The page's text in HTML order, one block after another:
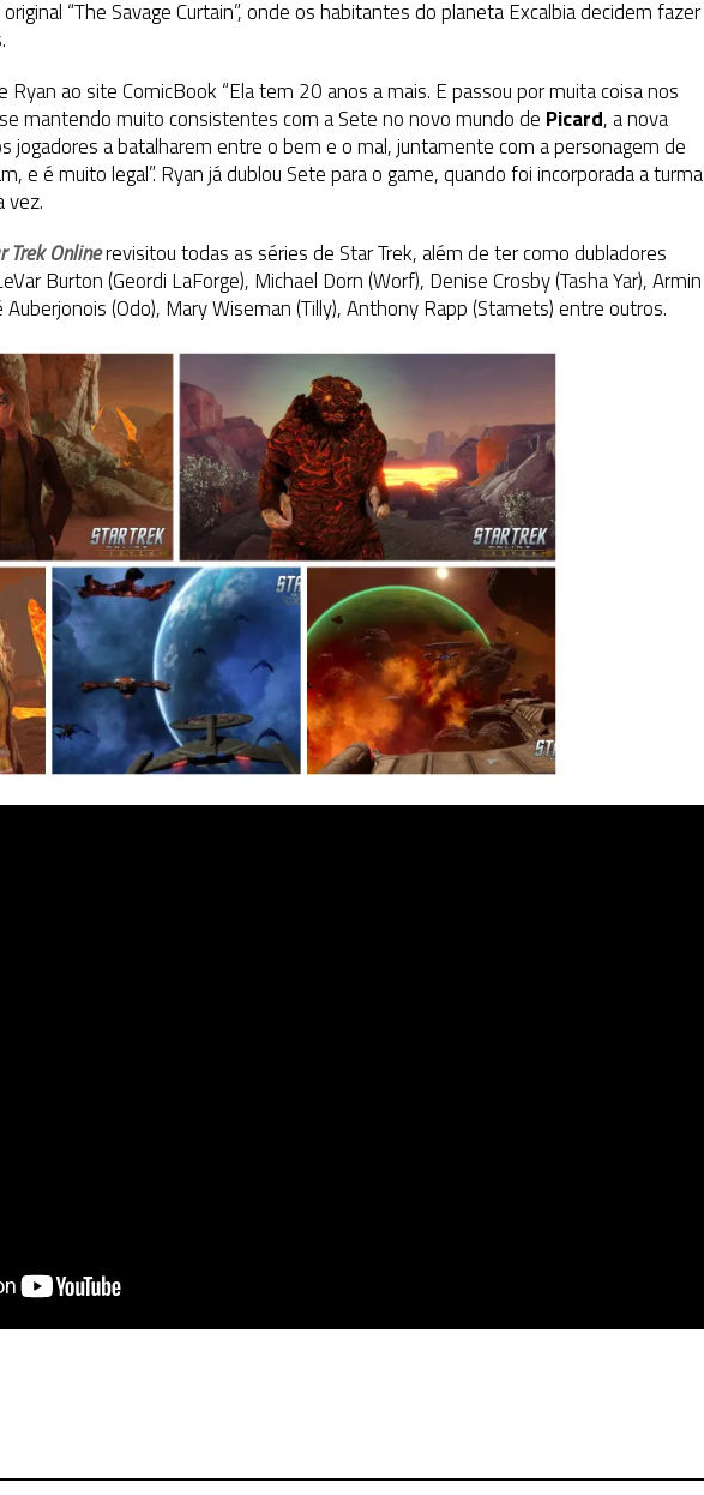
“The Savage Curtain”, onde os habitantes do planeta Excalbia decidem fazer
Ryan ao site ComicBook “Ela tem 20 anos a mais. E passou por muita coisa nos
mantendo muito consistentes com a Sete no novo mundo de Picard, a nova
jogadores a batalharem entre o bem e o mal, juntamente com a personagem de
e é muito legal”. Ryan já dublou Sete para o game, quando foi incorporada a turma
vez.
Trek Onlinerevisitou todas as séries de Star Trek, além de ter como dubladores
Burton (Geordi LaForge), Michael Dorn (Worf), Denise Crosby (Tasha Yar), Armin
Auberjonois (Odo), Mary Wiseman (Tilly), Anthony Rapp (Stamets) entre outros.